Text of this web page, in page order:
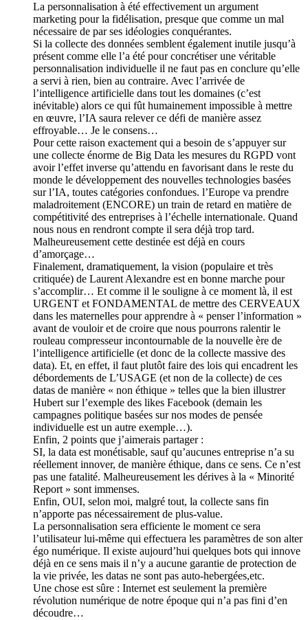
La personnalisation à été effectivement un argument
marketing pour la fidélisation, presque que comme un mal
nécessaire de par ses idéologies conquérantes.
Si la collecte des données semblent également inutile jusqu’à
présent comme elle l’a été pour concrétiser une véritable
personnalisation individuelle il ne faut pas en conclure qu’elle
a servi à rien, bien au contraire. Avec l’arrivée de
l’intelligence artificielle dans tout les domaines (c’est
inévitable) alors ce qui fût humainement impossible à mettre
en œuvre, l’IA saura relever ce défi de manière assez
effroyable… Je le consens…
Pour cette raison exactement qui a besoin de s’appuyer sur
une collecte énorme de Big Data les mesures du RGPD vont
avoir l’effet inverse qu’attendu en favorisant dans le reste du
monde le développement des nouvelles technologies basées
sur l’IA, toutes catégories confondues. l’Europe va prendre
maladroitement (ENCORE) un train de retard en matière de
compétitivité des entreprises à l’échelle internationale. Quand
nous nous en rendront compte il sera déjà trop tard.
Malheureusement cette destinée est déjà en cours
d’amorçage…
Finalement, dramatiquement, la vision (populaire et très
critiquée) de Laurent Alexandre est en bonne marche pour
s’accomplir… Et comme il le souligne à ce moment là, il est
URGENT et FONDAMENTAL de mettre des CERVEAUX
dans les maternelles pour apprendre à « penser l’information »
avant de vouloir et de croire que nous pourrons ralentir le
rouleau compresseur incontournable de la nouvelle ère de
l’intelligence artificielle (et donc de la collecte massive des
data). Et, en effet, il faut plutôt faire des lois qui encadrent les
débordements de L’USAGE (et non de la collecte) de ces
datas de manière « non éthique » telles que la bien illustrer
Hubert sur l’exemple des likes Facebook (demain les
campagnes politique basées sur nos modes de pensée
individuelle est un autre exemple…).
Enfin, 2 points que j’aimerais partager :
SI, la data est monétisable, sauf qu’aucunes entreprise n’a su
réellement innover, de manière éthique, dans ce sens. Ce n’est
pas une fatalité. Malheureusement les dérives à la « Minorité
Report » sont immenses.
Enfin, OUI, selon moi, malgré tout, la collecte sans fin
n’apporte pas nécessairement de plus-value.
La personnalisation sera efficiente le moment ce sera
l’utilisateur lui-même qui effectuera les paramètres de son alter
égo numérique. Il existe aujourd’hui quelques bots qui innove
déjà en ce sens mais il n’y a aucune garantie de protection de
la vie privée, les datas ne sont pas auto-hebergées,etc.
Une chose est sûre : Internet est seulement la première
révolution numérique de notre époque qui n’a pas fini d’en
découdre…